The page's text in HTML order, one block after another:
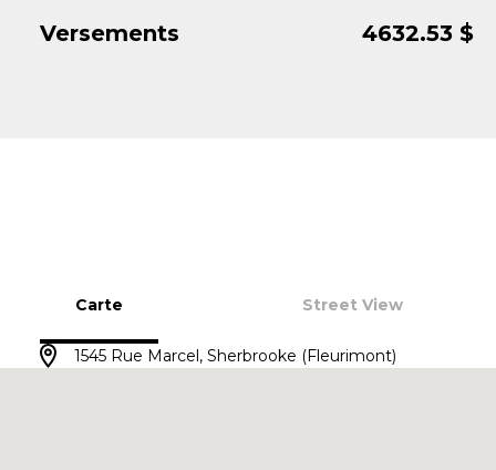
Versements 4632.53 $
Carte Street View
1545 Rue Marcel, Sherbrooke (Fleurimont)